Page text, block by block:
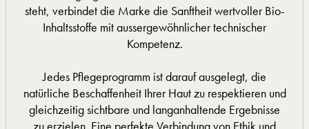
steht, verbindet die Marke die Sanftheit wertvoller Bio-
Inhaltsstoffe mit aussergewöhnlicher technischer
Kompetenz.
Jedes Pflegeprogramm ist darauf ausgelegt, die
natürliche Beschaffenheit Ihrer Haut zu respektieren und
gleichzeitig sichtbare und langanhaltende Ergebnisse
zu erzielen. Eine perfekte Verbindung von Ethik und